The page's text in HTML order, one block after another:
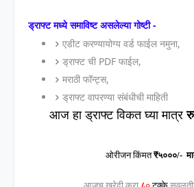
ड्राफ्ट मध्ये समाविष्ट असलेल्या गोष्टी -
एडीट करण्यायोग्य वर्ड फाईल नमुना,
ड्राफ्ट ची PDF फाईल,
मराठी फॉन्ट्स,
ड्राफ्ट वापरण्या संबंधीची माहिती
आज हा ड्राफ्ट विकत घ्या मात्र
ओरीजन किंमत₹५०००/-